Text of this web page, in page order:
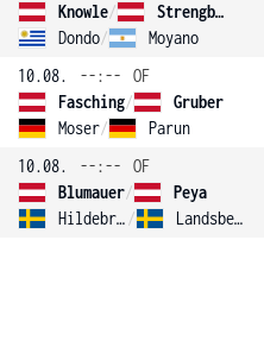
Knowle/
Strengberger (4)
Dondo/ Moyano
10.08.
--:--
OF
Fasching/
Gruber
Moser/ Parun
10.08.
--:--
OF
Blumauer/
Peya
Hildebrand / Landsberg (2)